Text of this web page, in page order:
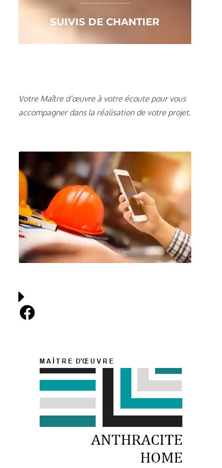
SUIVIS DE CHANTIER
Votre Maître d’œuvre à votre écoute pour vous
accompagner dans la réalisation de votre projet.
Facebook